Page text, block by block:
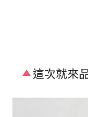
這次就來